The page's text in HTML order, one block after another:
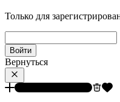
Только для
Войти
Вернуться